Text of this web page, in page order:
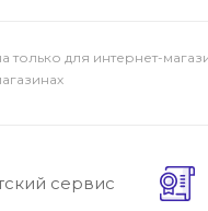
только для интернет-
сервис